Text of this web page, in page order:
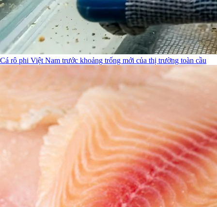
Cá rô phi Việt Nam trước khoảng trống mới của thị trường toàn cầu